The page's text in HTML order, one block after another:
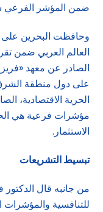
ضمن المؤشر الفرعي
وحافظت البحرين على
الصادر عن معهد
على دول منطقة
الحرية الاقتصادية،
مؤشرات فرعية هي
الاستثمار.
تبسيط التشريعات
من جانبه قال
للتنافسية والمؤشرات